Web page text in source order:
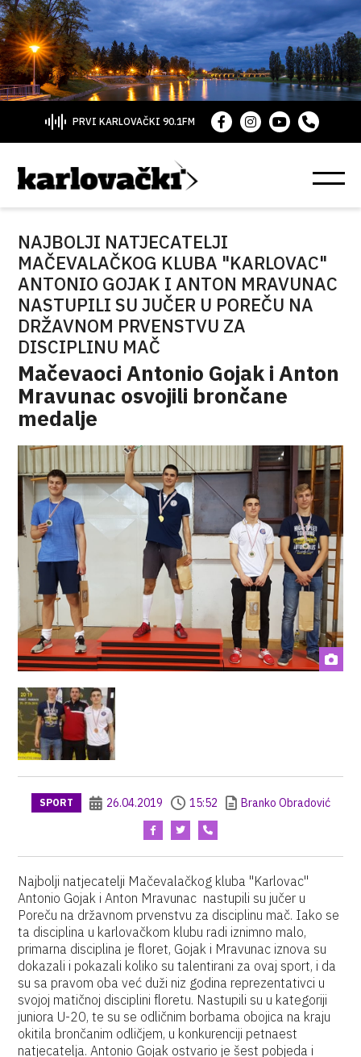
PRVI KARLOVAČKI 90.1FM
NAJBOLJI NATJECATELJI
MAČEVALAČKOG KLUBA "KARLOVAC"
ANTONIO GOJAK I ANTON MRAVUNAC
NASTUPILI SU JUČER U POREČU NA
DRŽAVNOM PRVENSTVU ZA
DISCIPLINU MAČ
Mačevaoci Antonio Gojak i Anton
Mravunac osvojili brončane
medalje
SPORT 26.04.2019 15:52 Branko Obradović
Najbolji natjecatelji Mačevalačkog kluba "Karlovac"
Antonio Gojak i Anton Mravunac nastupili su jučer u
Poreču na državnom prvenstvu za disciplinu mač. Iako se
ta disciplina u karlovačkom klubu radi iznimno malo,
primarna disciplina je floret, Gojak i Mravunac iznova su
dokazali i pokazali koliko su talentirani za ovaj sport, i da
su sa pravom oba već duži niz godina reprezentativci u
svojoj matičnoj disciplini floretu. Nastupili su u kategoriji
juniora U-20, te su se odličnim borbama obojica na kraju
okitila brončanim odličjem, u konkurenciji petnaest
natjecatelja. Antonio Gojak ostvario je šest pobjeda i